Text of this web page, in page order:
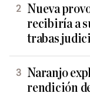
Nueva
recibiría a
trabas
Naranjo
rendición